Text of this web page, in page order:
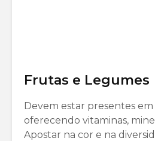
Frutas e Legumes
Devem estar presentes em
oferecendo vitaminas,
Apostar na cor e na